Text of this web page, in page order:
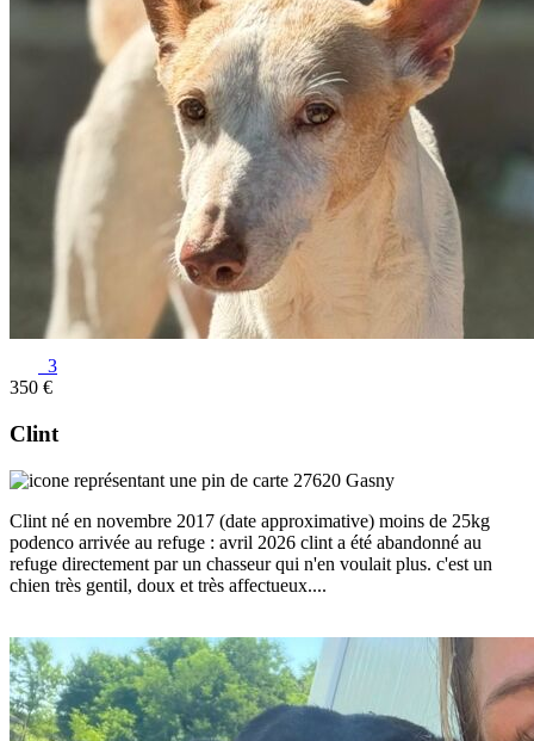
3
350 €
Clint
27620 Gasny
Clint né en novembre 2017 (date approximative) moins de 25kg
podenco arrivée au refuge : avril 2026 clint a été abandonné au
refuge directement par un chasseur qui n'en voulait plus. c'est un
chien très gentil, doux et très affectueux....